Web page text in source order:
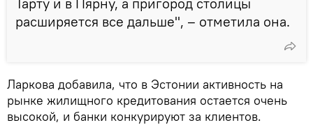
расширяется все дальше", – отметила она.
Ларкова добавила, что в Эстонии активность на
рынке жилищного кредитования остается очень
высокой, и банки конкурируют за клиентов.